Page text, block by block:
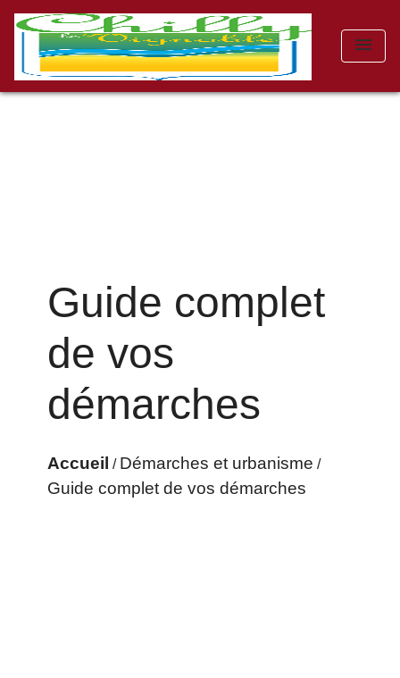
menu
Guide complet
de vos
démarches
Accueil / Démarches et urbanisme /
Guide complet de vos démarches